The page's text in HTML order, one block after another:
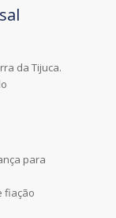
da Tijuca.
para
fiação